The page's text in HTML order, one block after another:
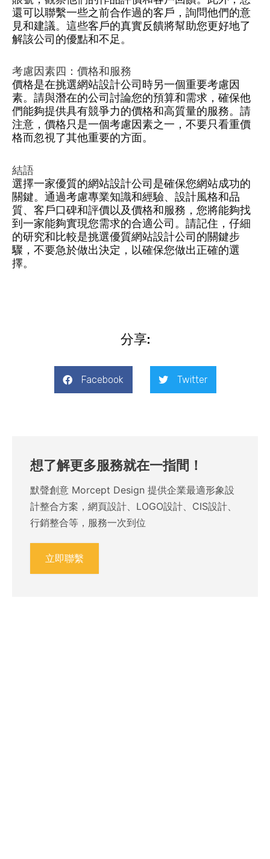
還可以聯繫一些之前合作過的客戶，詢問他們的意
見和建議。這些客戶的真實反饋將幫助您更好地了
解該公司的優點和不足。
考慮因素四：價格和服務
價格是在挑選網站設計公司時另一個重要考慮因
素。請與潛在的公司討論您的預算和需求，確保他
們能夠提供具有競爭力的價格和高質量的服務。請
注意，價格只是一個考慮因素之一，不要只看重價
格而忽視了其他重要的方面。
結語
選擇一家優質的網站設計公司是確保您網站成功的
關鍵。通過考慮專業知識和經驗、設計風格和品
質、客戶口碑和評價以及價格和服務，您將能夠找
到一家能夠實現您需求的合適公司。請記住，仔細
的研究和比較是挑選優質網站設計公司的關鍵步
驟，不要急於做出決定，以確保您做出正確的選
擇。
分享:
Facebook Twitter
想了解更多服務就在一指間！
默聲創意 Morcept Design 提供企業最適形象設
計整合方案，網頁設計、LOGO設計、CIS設計、
行銷整合等，服務一次到位
立即聯繫